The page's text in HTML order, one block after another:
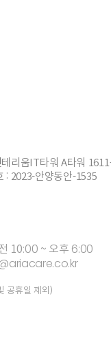
리움IT타워 A타워
: 2023-안양동안-1535
10:00 ~ 오후 6:00
공휴일 제외)